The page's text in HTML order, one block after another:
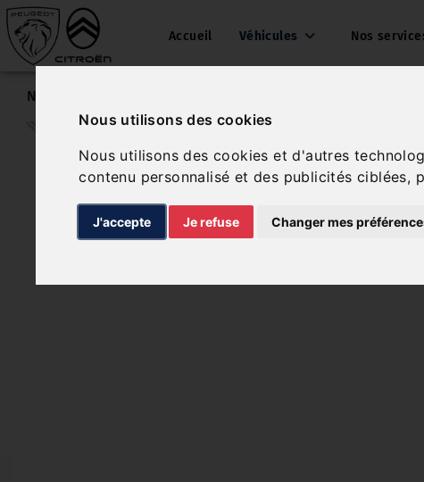
Nous utilisons des cookies
Nous utilisons des cookies et d'autres
contenu personnalisé et des publicités ciblées,
J'accepte Je refuse Changer mes
Accueil Véhicules Nos
Nos véhicules